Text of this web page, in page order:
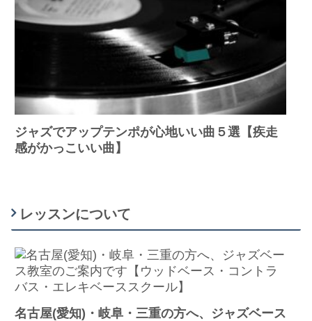
ジャズでアップテンポが心地いい曲５選【疾走
感がかっこいい曲】
レッスンについて
名古屋(愛知)・岐阜・三重の方へ、ジャズベース